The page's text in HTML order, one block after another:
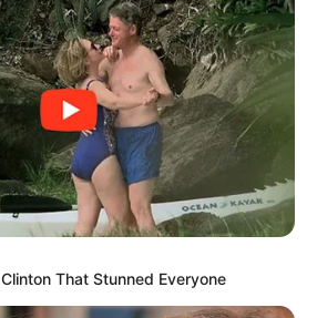
જેલ અને 10 કરોડ સુધીના દંડની જોગવાઈ
ago
રાતે 12 વાગ્યે વીડિયો મેસેજ જાહેર કરીને
પેપર લીક પર કડક નિર્ણય લેવાશે
ago
That Stunned Everyone